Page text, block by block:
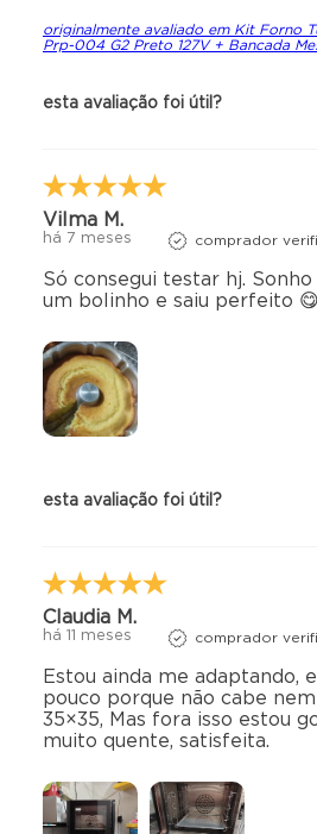
originalmente avaliado em Kit Forno
Prp-004 G2 Preto 127V + Bancada
esta avaliação foi útil?
Vilma M.
há 7 meses comprador
Só consegui testar hj.
um bolinho e saiu perfeito 😋
esta avaliação foi útil?
Claudia M.
há 11 meses comprador
Estou ainda me adaptando,
pouco porque não cabe
35×35, Mas fora isso estou
muito quente, satisfeita.